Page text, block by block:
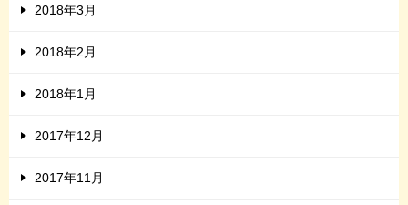
2018年3月
2018年2月
2018年1月
2017年12月
2017年11月